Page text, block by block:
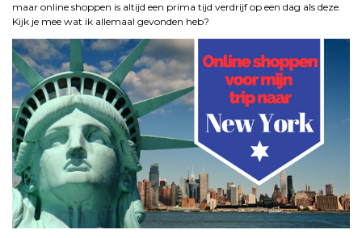
maar online shoppen is altijd een prima tijd verdrijf op een dag als deze.
Kijk je mee wat ik allemaal gevonden heb?